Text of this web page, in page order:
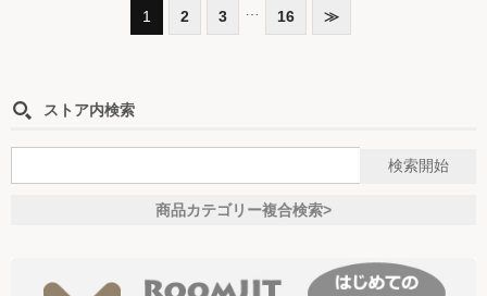
1 2 3 16 ≫
ストア内検索
商品カテゴリー複合検索>